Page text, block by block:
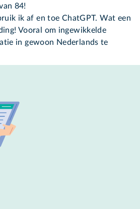
84!
ik af en toe ChatGPT. Wat een
Vooral om ingewikkelde
in gewoon Nederlands te